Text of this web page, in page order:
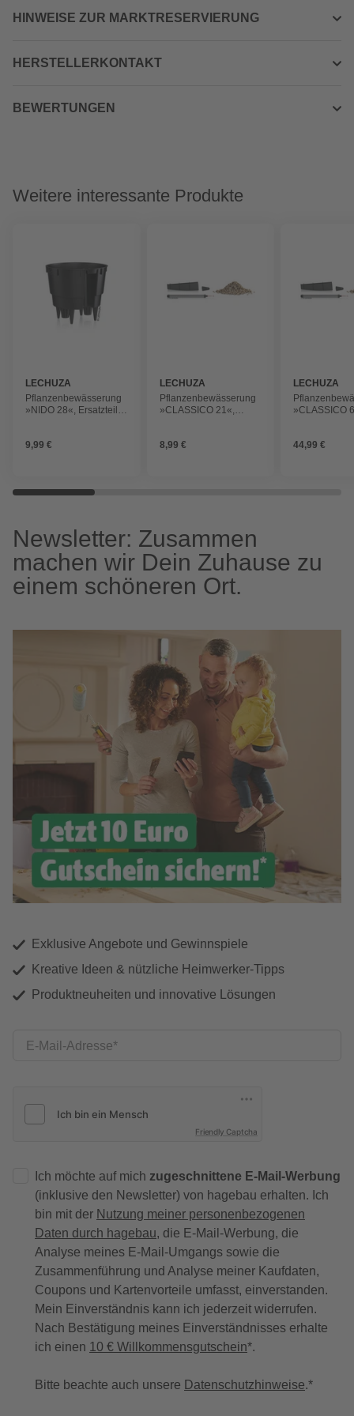
HINWEISE ZUR MARKTRESERVIERUNG
HERSTELLERKONTAKT
BEWERTUNGEN
Weitere interessante Produkte
LECHUZA
Pflanzenbewässerung
»NIDO 28«, Ersatzteil
9,99 €
LECHUZA
Pflanzenbewässerung
»CLASSICO 21«,
8,99 €
LECHUZA
»CLASSICO
44,99 €
Newsletter: Zusammen
machen wir Dein Zuhause zu
einem schöneren Ort.
Exklusive Angebote und Gewinnspiele
Kreative Ideen & nützliche Heimwerker-Tipps
Produktneuheiten und innovative Lösungen
E-Mail-Adresse
Friendly Captcha
Ich möchte auf mich zugeschnittene E-Mail-Werbung
(inklusive den Newsletter) von hagebau erhalten. Ich
bin mit der Nutzung meiner personenbezogenen
Daten durch hagebau, die E-Mail-Werbung, die
Analyse meines E-Mail-Umgangs sowie die
Zusammenführung und Analyse meiner Kaufdaten,
Coupons und Kartenvorteile umfasst, einverstanden.
Mein Einverständnis kann ich jederzeit widerrufen.
Nach Bestätigung meines Einverständnisses erhalte
ich einen 10 € Willkommensgutschein*.
Bitte beachte auch unsere Datenschutzhinweise.